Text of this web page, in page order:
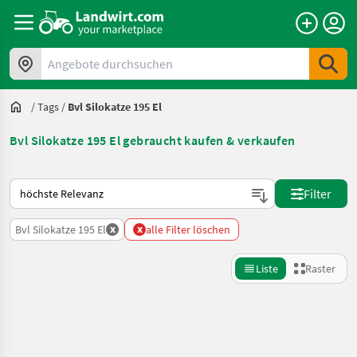
Angebote durchsuchen
/Tags / Bvl Silokatze 195 El
Bvl Silokatze 195 El gebraucht kaufen & verkaufen
So wird auf Landwirt.com sortiert
Filter
Bvl Silokatze 195 El x x alle Filter löschen
Liste Raster